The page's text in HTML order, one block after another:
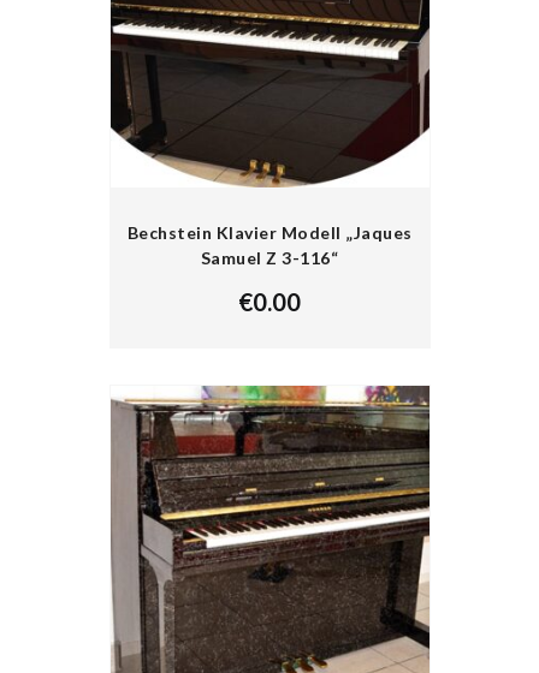
Bechstein Klavier Modell „Jaques
Samuel Z 3-116“
€0.00